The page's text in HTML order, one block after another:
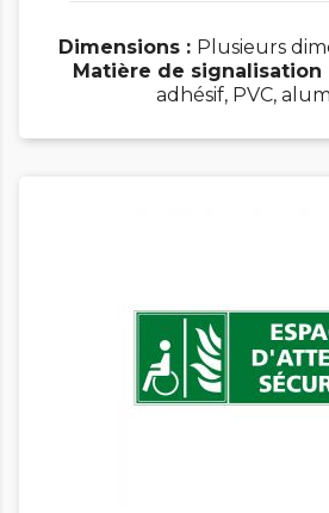
Dimensions : Plusieurs
Matière de signalisation
adhésif, PVC,